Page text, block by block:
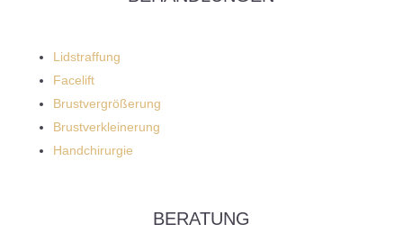
Lidstraffung
Facelift
Brustvergrößerung
Brustverkleinerung
Handchirurgie
BERATUNG